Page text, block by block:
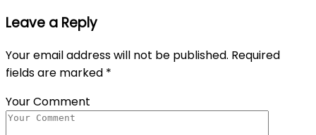
Leave a Reply
Your email address will not be published. Required
fields are marked *
Your Comment